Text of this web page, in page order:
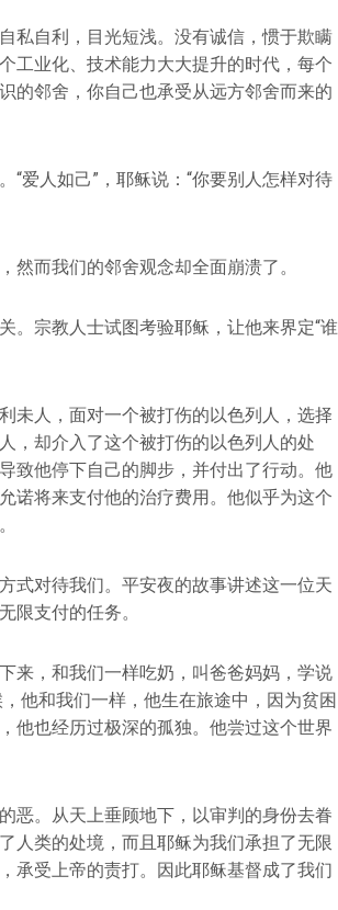
私自利，目光短浅。没有诚信，惯于欺瞒
工业化、技术能力大大提升的时代，每个
的邻舍，你自己也承受从远方邻舍而来的
爱人如己”，耶稣说：“你要别人怎样对待
然而我们的邻舍观念却全面崩溃了。
。宗教人士试图考验耶稣，让他来界定“谁
未人，面对一个被打伤的以色列人，选择
，却介入了这个被打伤的以色列人的处
致他停下自己的脚步，并付出了行动。他
诺将来支付他的治疗费用。他似乎为这个
式对待我们。平安夜的故事讲述这一位天
限支付的任务。
来，和我们一样吃奶，叫爸爸妈妈，学说
他和我们一样，他生在旅途中，因为贫困
他也经历过极深的孤独。他尝过这个世界
恶。从天上垂顾地下，以审判的身份去眷
人类的处境，而且耶稣为我们承担了无限
承受上帝的责打。因此耶稣基督成了我们